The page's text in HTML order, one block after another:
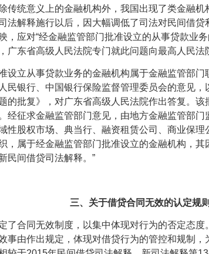
传统意义上的金融机构外，我国出现了类金融机
法解释施行以后，因大幅调低了司法对民间借
，应对“经金融监管部门批准设立的从事贷款业
广东省高级人民法院专门就此问题向最高人民法
设立从事贷款业务的金融机构属于金融监管部
民银行、中国银行保险监督管理委员会的意见，
的批复》，对广东省高级人民法院作出答复。该
经征求金融监管部门意见，由地方金融监管部门
性股权市场、典当行、融资租赁公司、商业保
，属于经金融监管部门批准设立的金融机构，其
民间借贷司法解释。 ”
三、关于借贷合同无效的认定规则
了合同无效制度，以集中体现对行为的否定态度
事由作出规定，体现对借贷行为的管控和规制，